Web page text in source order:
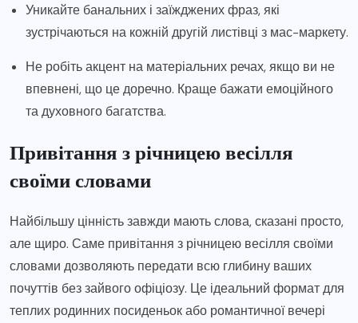
Уникайте банальних і заїжджених фраз, які
зустрічаються на кожній другій листівці з мас-маркету.
Не робіть акцент на матеріальних речах, якщо ви не
впевнені, що це доречно. Краще бажати емоційного
та духовного багатства.
Привітання з річницею весілля
своїми словами
Найбільшу цінність завжди мають слова, сказані просто,
але щиро. Саме привітання з річницею весілля своїми
словами дозволяють передати всю глибину ваших
почуттів без зайвого офіціозу. Це ідеальний формат для
теплих родинних посиденьок або романтичної вечері